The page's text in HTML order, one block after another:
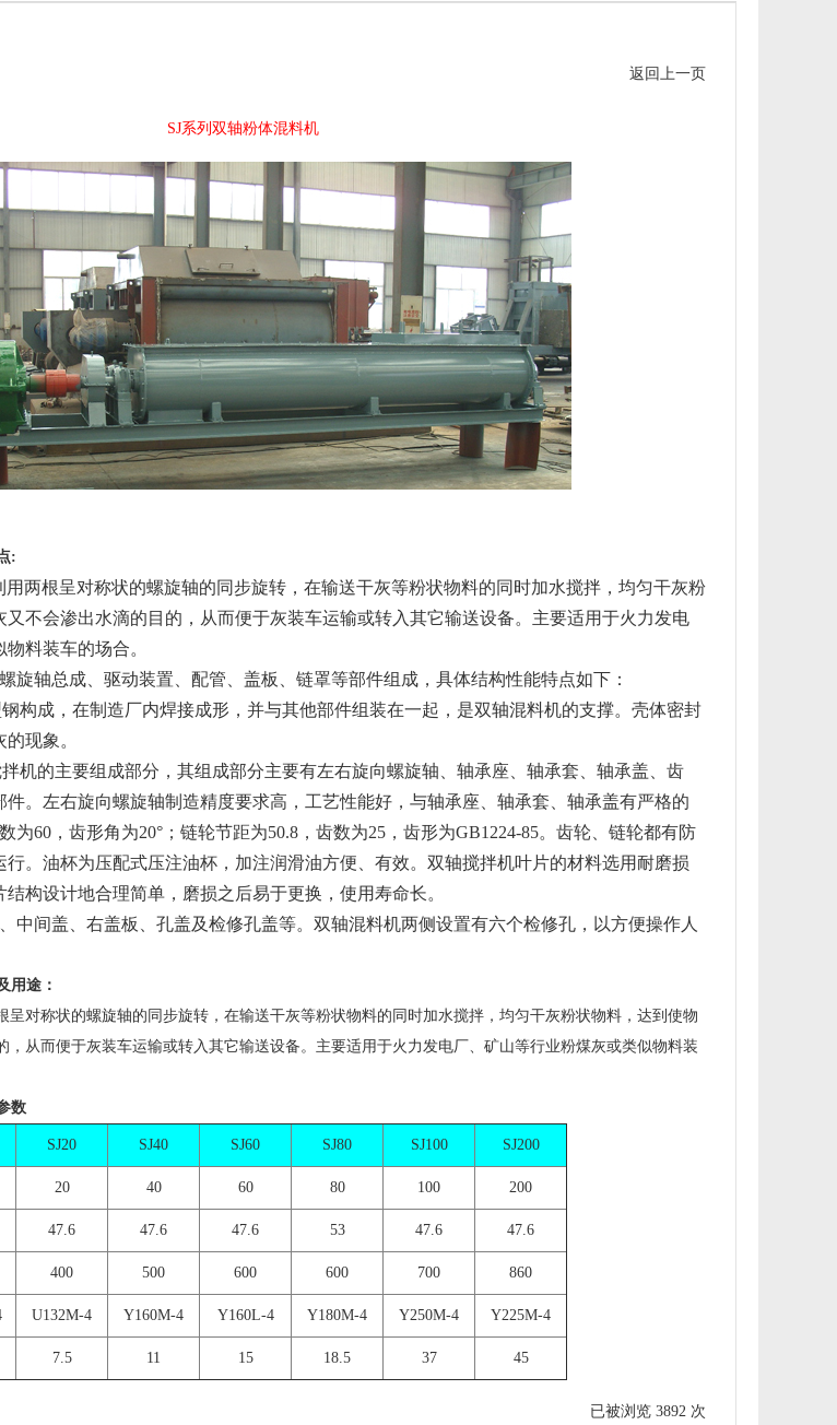
1 2 3
返回上一页
SJ系列双轴粉体混料机
:
根呈对称状的螺旋轴的同步旋转，在输送干灰等粉状物料的同时加水搅拌，均匀干灰粉
不会渗出水滴的目的，从而便于灰装车运输或转入其它输送设备。主要适用于火力发电
料装车的场合。
轴总成、驱动装置、配管、盖板、链罩等部件组成，具体结构性能特点如下：
成，在制造厂内焊接成形，并与其他部件组装在一起，是双轴混料机的支撑。壳体密封
现象。
的主要组成部分，其组成部分主要有左右旋向螺旋轴、轴承座、轴承套、轴承盖、齿
。左右旋向螺旋轴制造精度要求高，工艺性能好，与轴承座、轴承套、轴承盖有严格的
为60，齿形角为20°；链轮节距为50.8，齿数为25，齿形为GB1224-85。齿轮、链轮都有防
。油杯为压配式压注油杯，加注润滑油方便、有效。双轴搅拌机叶片的材料选用耐磨损
构设计地合理简单，磨损之后易于更换，使用寿命长。
间盖、右盖板、孔盖及检修孔盖等。双轴混料机两侧设置有六个检修孔，以方便操作人
用途：
呈对称状的螺旋轴的同步旋转，在输送干灰等粉状物料的同时加水搅拌，均匀干灰粉状物料，达到使物
，从而便于灰装车运输或转入其它输送设备。主要适用于火力发电厂、矿山等行业粉煤灰或类似物料装
数
SJ20 SJ40 SJ60 SJ80 SJ100 SJ200
20 40 60 80 100 200
47.6 47.6 47.6 53 47.6 47.6
400 500 600 600 700 860
U132M-4 Y160M-4 Y160L-4 Y180M-4 Y250M-4 Y225M-4
7.5 11 15 18.5 37 45
已被浏览 3892 次